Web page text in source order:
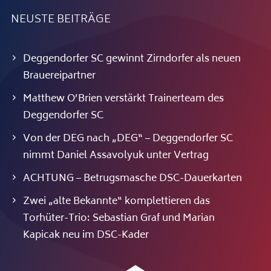
NEUSTE BEITRÄGE
Deggendorfer SC gewinnt Zirndorfer als neuen
Brauereipartner
Matthew O’Brien verstärkt Trainerteam des
Deggendorfer SC
Von der DEG nach „DEG“ – Deggendorfer SC
nimmt Daniel Assavolyuk unter Vertrag
ACHTUNG – Betrugsmasche DSC-Dauerkarten
Zwei „alte Bekannte“ komplettieren das
Torhüter-Trio: Sebastian Graf und Marian
Kapicak neu im DSC-Kader